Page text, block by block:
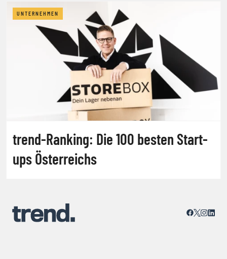
UNTERNEHMEN
trend-Ranking: Die 100 besten Start-
ups Österreichs